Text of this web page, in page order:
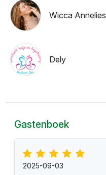
Wicca Annelies
Dely
Gastenboek
2025-09-03